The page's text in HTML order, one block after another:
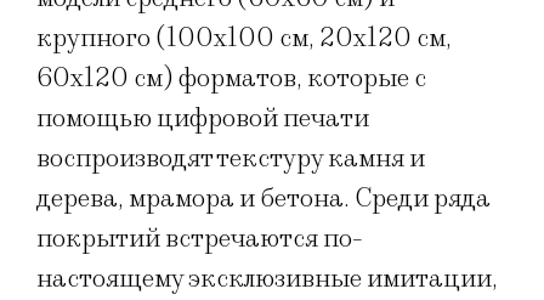
крупного (100х100 см, 20х120 см,
60х120 см) форматов, которые с
помощью цифровой печати
воспроизводят текстуру камня и
дерева, мрамора и бетона. Среди ряда
покрытий встречаются по-
настоящему эксклюзивные имитации,